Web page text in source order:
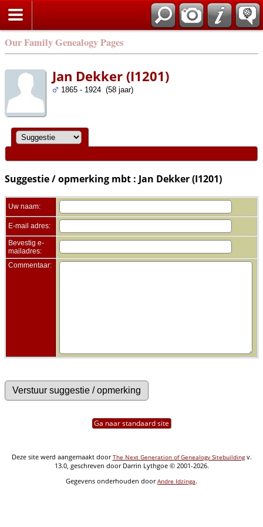
Our Family Genealogy Pages
Jan Dekker (I1201)
1865 - 1924 (58 jaar)
Suggestie / opmerking mbt : Jan Dekker (I1201)
Uw naam:
E-mail adres:
Bevestig e-
mailadres:
Commentaar:
Ga naar standaard site
Deze site werd aangemaakt doorThe Next Generation of Genealogy Sitebuildingv.
13.0, geschreven door Darrin Lythgoe © 2001-2026.
Gegevens onderhouden doorAndre Idzinga.